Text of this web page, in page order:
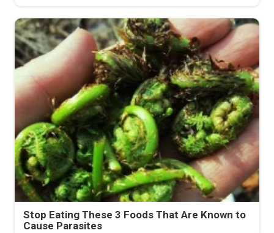
Stop Eating These 3 Foods That Are Known to
Cause Parasites